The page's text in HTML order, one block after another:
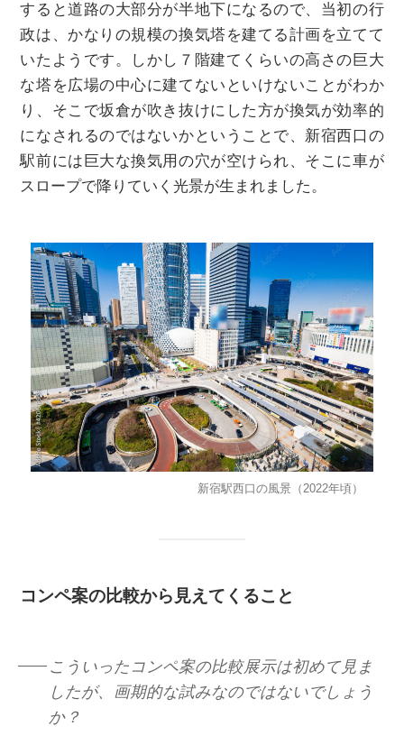
すると道路の大部分が半地下になるので、当初の行
政は、かなりの規模の換気塔を建てる計画を立てて
いたようです。しかし７階建てくらいの⾼さの巨大
な塔を広場の中心に建てないといけないことがわか
り、そこで坂倉が吹き抜けにした⽅が換気が効率的
になされるのではないかということで、新宿西口の
駅前には巨大な換気用の穴が空けられ、そこに⾞が
スロープで降りていく光景が生まれました。
新宿駅西口の風景（2022年頃）
コンペ案の⽐較から⾒えてくること
こういったコンペ案の⽐較展⽰は初めて⾒ま
したが、画期的な試みなのではないでしょう
か？